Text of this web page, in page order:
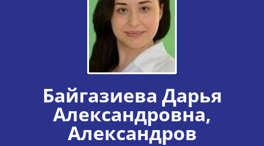
Байгазиева Дарья
Александровна,
Александров